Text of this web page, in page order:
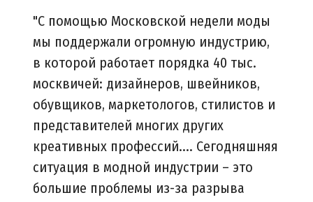
"С помощью Московской недели моды
мы поддержали огромную индустрию,
в которой работает порядка 40 тыс.
москвичей: дизайнеров, швейников,
обувщиков, маркетологов, стилистов и
представителей многих других
креативных профессий.... Сегодняшняя
ситуация в модной индустрии – это
большие проблемы из-за разрыва